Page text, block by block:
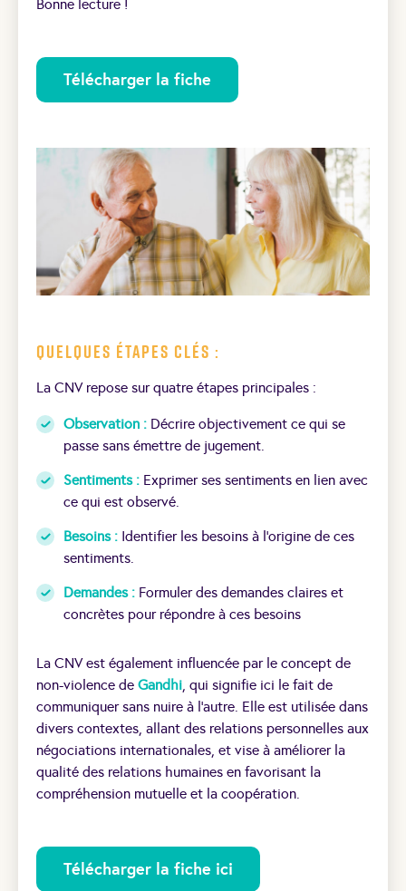
Bonne lecture !
Télécharger la fiche
Quelques étapes clés :
La CNV repose sur quatre étapes principales :
Observation : Décrire objectivement ce qui se
passe sans émettre de jugement.
Sentiments : Exprimer ses sentiments en lien avec
ce qui est observé.
Besoins : Identifier les besoins à l’origine de ces
sentiments.
Demandes : Formuler des demandes claires et
concrètes pour répondre à ces besoins
La CNV est également influencée par le concept de
non-violence de Gandhi, qui signifie ici le fait de
communiquer sans nuire à l’autre. Elle est utilisée dans
divers contextes, allant des relations personnelles aux
négociations internationales, et vise à améliorer la
qualité des relations humaines en favorisant la
compréhension mutuelle et la coopération.
Télécharger la fiche ici